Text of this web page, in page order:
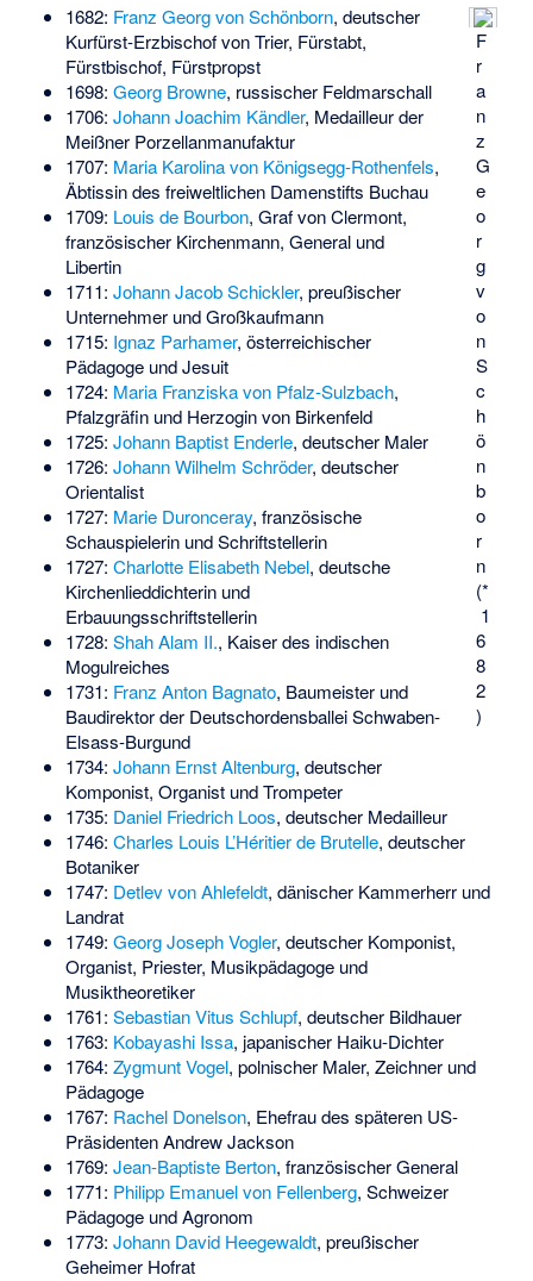
F
r
a
n
z
G
e
o
r
g
v
o
n
S
c
h
ö
n
b
o
r
n
(*
1
6
8
2
)
1682: Franz Georg von Schönborn, deutscher
Kurfürst-Erzbischof von Trier, Fürstabt,
Fürstbischof, Fürstpropst
1698: Georg Browne, russischer Feldmarschall
1706: Johann Joachim Kändler, Medailleur der
Meißner Porzellanmanufaktur
1707: Maria Karolina von Königsegg-Rothenfels,
Äbtissin des freiweltlichen Damenstifts Buchau
1709: Louis de Bourbon, Graf von Clermont,
französischer Kirchenmann, General und
Libertin
1711: Johann Jacob Schickler, preußischer
Unternehmer und Großkaufmann
1715: Ignaz Parhamer, österreichischer
Pädagoge und Jesuit
1724: Maria Franziska von Pfalz-Sulzbach,
Pfalzgräfin und Herzogin von Birkenfeld
1725: Johann Baptist Enderle, deutscher Maler
1726: Johann Wilhelm Schröder, deutscher
Orientalist
1727: Marie Duronceray, französische
Schauspielerin und Schriftstellerin
1727: Charlotte Elisabeth Nebel, deutsche
Kirchenlieddichterin und
Erbauungsschriftstellerin
1728: Shah Alam II., Kaiser des indischen
Mogulreiches
1731: Franz Anton Bagnato, Baumeister und
Baudirektor der Deutschordensballei Schwaben-
Elsass-Burgund
1734: Johann Ernst Altenburg, deutscher
Komponist, Organist und Trompeter
1735: Daniel Friedrich Loos, deutscher Medailleur
1746: Charles Louis L’Héritier de Brutelle, deutscher
Botaniker
1747: Detlev von Ahlefeldt, dänischer Kammerherr und
Landrat
1749: Georg Joseph Vogler, deutscher Komponist,
Organist, Priester, Musikpädagoge und
Musiktheoretiker
1761: Sebastian Vitus Schlupf, deutscher Bildhauer
1763: Kobayashi Issa, japanischer Haiku-Dichter
1764: Zygmunt Vogel, polnischer Maler, Zeichner und
Pädagoge
1767: Rachel Donelson, Ehefrau des späteren US-
Präsidenten Andrew Jackson
1769: Jean-Baptiste Berton, französischer General
1771: Philipp Emanuel von Fellenberg, Schweizer
Pädagoge und Agronom
1773: Johann David Heegewaldt, preußischer
Geheimer Hofrat